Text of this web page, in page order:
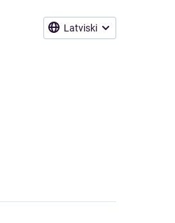
Latviski